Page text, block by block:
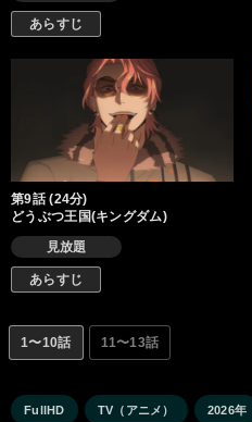
あらすじ
第9話 (24分)
どうぶつ王国(キングダム)
見放題
あらすじ
1〜10話 11〜13話
FullHD TV（アニメ） 2026年